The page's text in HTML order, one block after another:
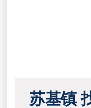
苏基镇